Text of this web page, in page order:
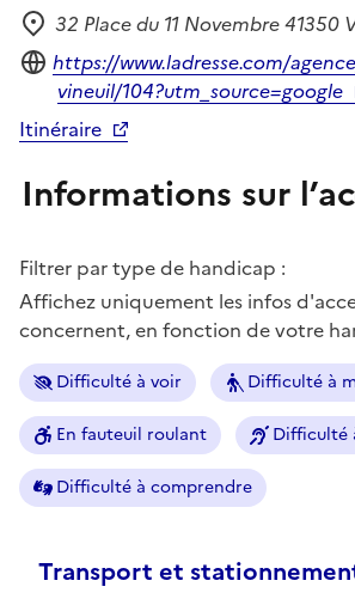
Adresse
32 Place du 11 Novembre 41350
Site internet
https://www.ladresse.com/
vineuil/104?utm_source=google
Itinéraire
Informations sur
Filtrer par type de handicap :
Affichez uniquement les infos
concernent, en fonction de votre
Difficulté à voir Difficulté à
En fauteuil roulant Difficulté
Difficulté à comprendre
Transport et